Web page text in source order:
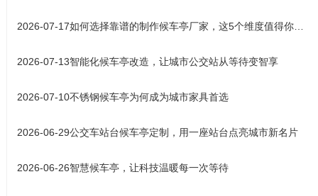
2026-07-17如何选择靠谱的制作候车亭厂家，这5个维度值得你关注
2026-07-13智能化候车亭改造，让城市公交站从等待变智享
2026-07-10不锈钢候车亭为何成为城市家具首选
2026-06-29公交车站台候车亭定制，用一座站台点亮城市新名片
2026-06-26智慧候车亭，让科技温暖每一次等待